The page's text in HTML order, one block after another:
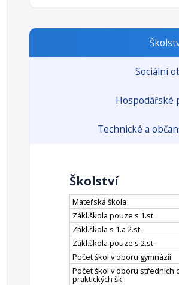
Sociální
Hospodářské
Technické a
Školství
Mateřská škola
Zákl.škola pouze s 1.st.
Zákl.škola s 1.a 2.st.
Zákl.škola pouze s 2.st.
Počet škol v oboru gymnázií
Počet škol v oboru středních
praktických šk